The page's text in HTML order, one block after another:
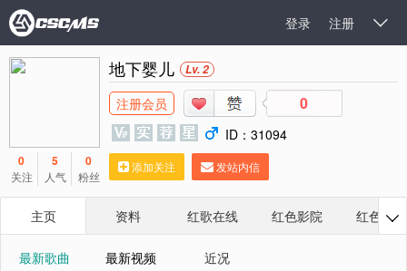

注册
登录
0
关注
5
人气
0
粉丝
地下婴儿 Lv. 2
注册会员 0
ID：31094
添加关注 发站内信
主页 资料 红歌在线 红色影院 红色相册

最新歌曲 最新视频 近况